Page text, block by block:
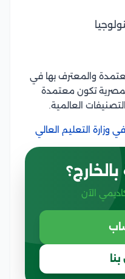
والمعترف بها في
تكون معتمدة
العالمية.
وزارة التعليم العالي
الآن